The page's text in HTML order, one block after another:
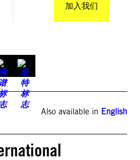
加入我们
Also available in English